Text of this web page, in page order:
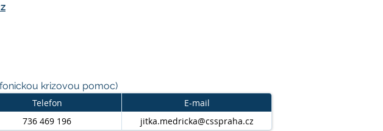
krizovou pomoc)
Telefon
E-mail
736 469 196 jitka.medricka@csspraha.cz